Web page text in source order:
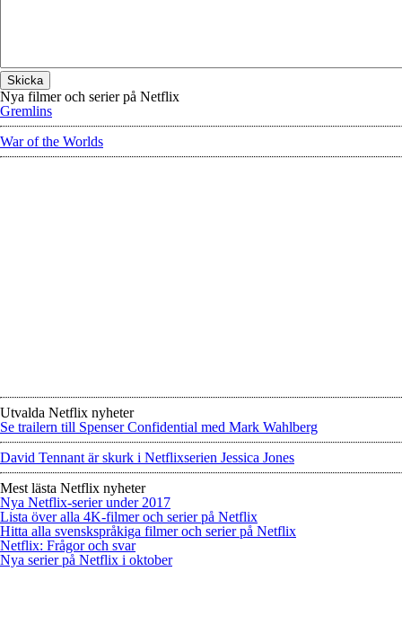
Nya filmer och serier på Netflix
Gremlins
War of the Worlds
Utvalda Netflix nyheter
Se trailern till Spenser Confidential med Mark Wahlberg
David Tennant är skurk i Netflixserien Jessica Jones
Mest lästa Netflix nyheter
Nya Netflix-serier under 2017
Lista över alla 4K-filmer och serier på Netflix
Hitta alla svenskspråkiga filmer och serier på Netflix
Netflix: Frågor och svar
Nya serier på Netflix i oktober